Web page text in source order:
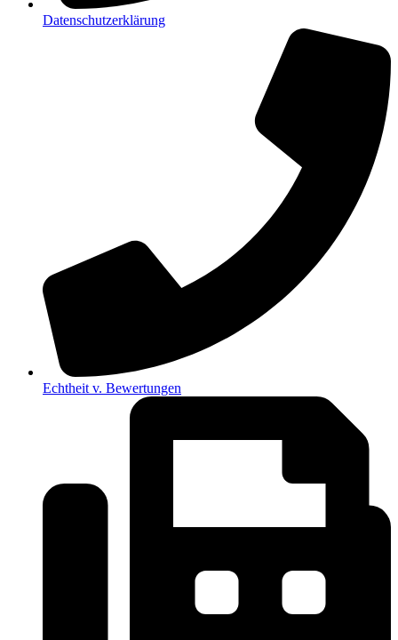
Datenschutzerklärung
Echtheit v. Bewertungen